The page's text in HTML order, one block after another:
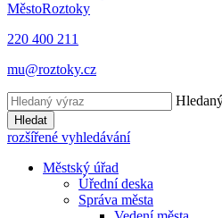
MěstoRoztoky
220 400 211
mu@roztoky.cz
Hledat
rozšířené vyhledávání
Městský úřad
Úřední deska
Správa města